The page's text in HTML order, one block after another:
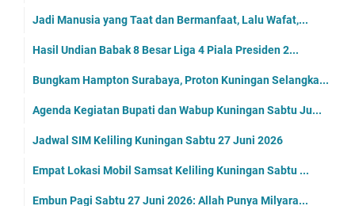
Jadi Manusia yang Taat dan Bermanfaat, Lalu Wafat,...
Hasil Undian Babak 8 Besar Liga 4 Piala Presiden 2...
Bungkam Hampton Surabaya, Proton Kuningan Selangka...
Agenda Kegiatan Bupati dan Wabup Kuningan Sabtu Ju...
Jadwal SIM Keliling Kuningan Sabtu 27 Juni 2026
Empat Lokasi Mobil Samsat Keliling Kuningan Sabtu ...
Embun Pagi Sabtu 27 Juni 2026: Allah Punya Milyara...